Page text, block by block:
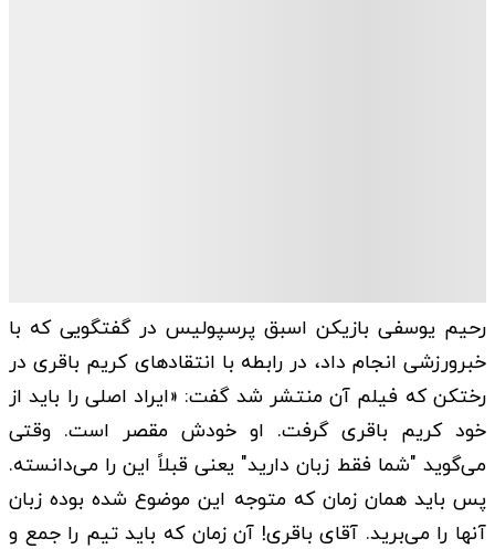
رحیم یوسفی بازیکن اسبق پرسپولیس در گفتگویی که با
خبرورزشی انجام داد، در رابطه با انتقادهای کریم باقری در
رختکن که فیلم آن منتشر شد گفت: «ایراد اصلی را باید از
خود کریم باقری گرفت. او خودش مقصر است. وقتی
می‌گوید "شما فقط زبان دارید" یعنی قبلاً این را می‌دانسته.
پس باید همان زمان که متوجه این موضوع شده بوده زبان
آنها را می‌برید. آقای باقری! آن زمان که باید تیم را جمع و